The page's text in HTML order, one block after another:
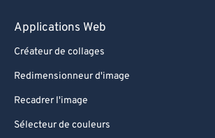
Applications Web
Créateur de collages
Redimensionneur d'image
Recadrer l'image
Sélecteur de couleurs